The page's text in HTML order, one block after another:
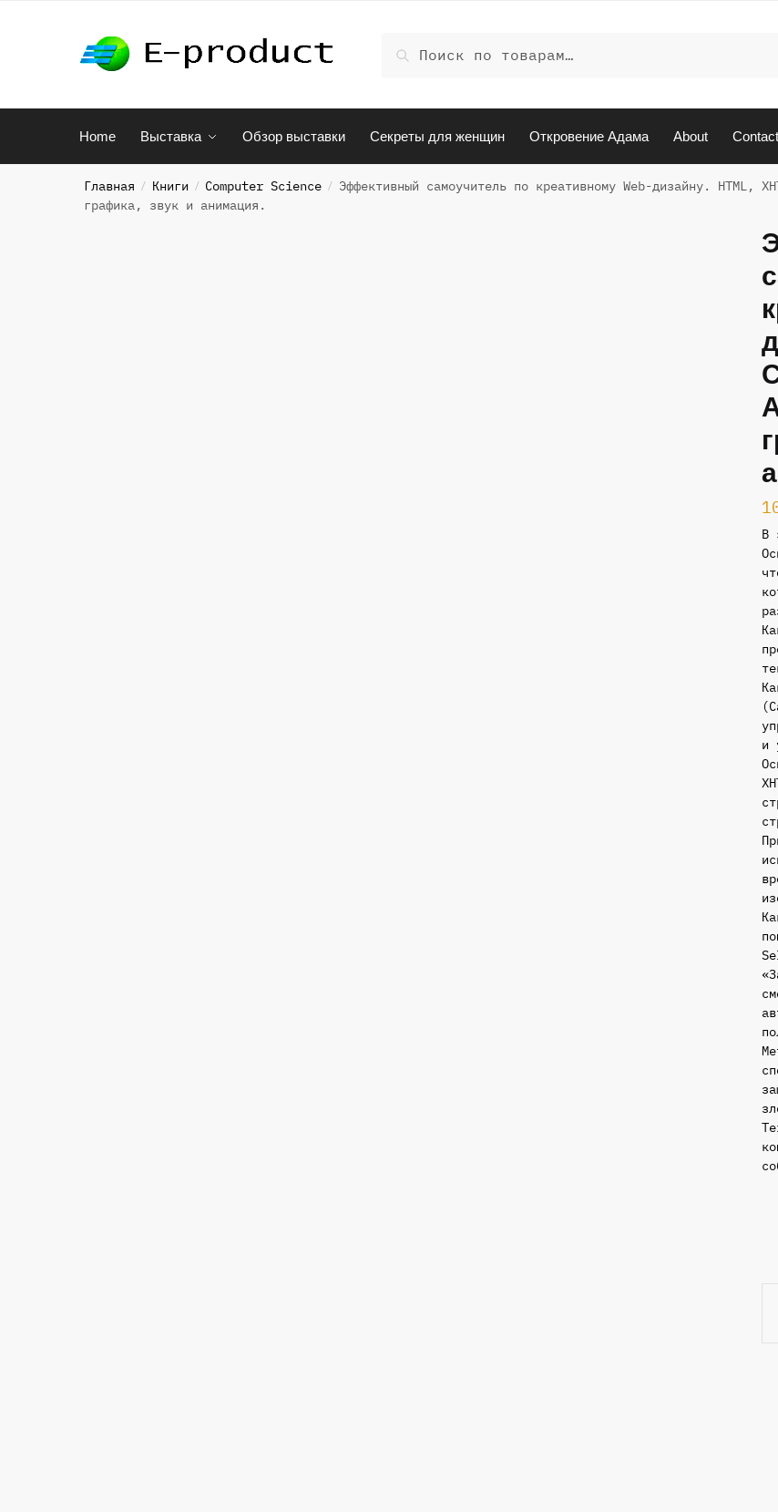
navigation
Поиск
Home Выставка Обзор выставки Секреты для женщин Откровение Адама About
Главная / Книги / Computer Science / Эффективный самоучитель по креативному Wеb-дизайну.
графика, звук и анимация.
В
и